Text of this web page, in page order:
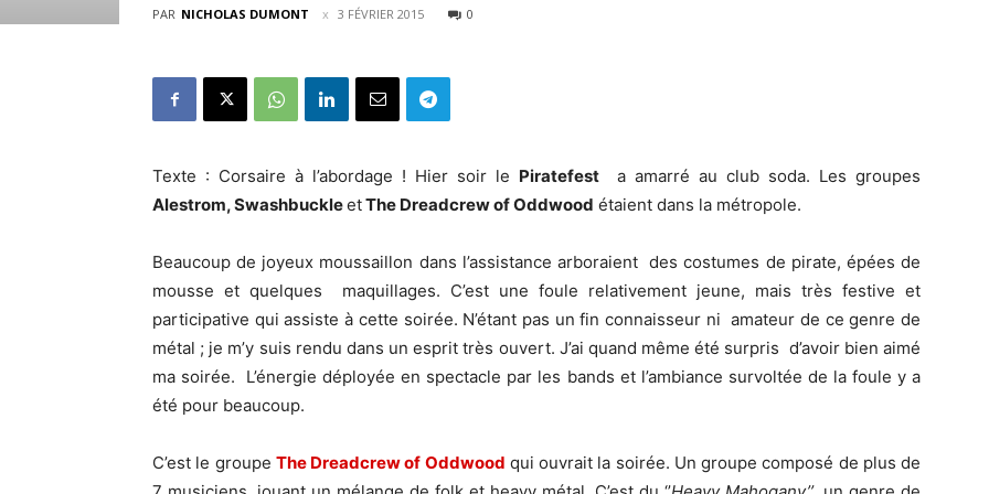
PAR NICHOLAS DUMONT 3 FÉVRIER 2015 0
Texte : Corsaire à l’abordage ! Hier soir le Piratefest a amarré au club soda. Les groupes
Alestrom, SwashbuckleetThe Dreadcrew of Oddwood étaient dans la métropole.
Beaucoup de joyeux moussaillon dans l’assistance arboraient des costumes de pirate, épées de
mousse et quelques maquillages. C’est une foule relativement jeune, mais très festive et
participative qui assiste à cette soirée. N’étant pas un fin connaisseur ni amateur de ce genre de
métal ; je m’y suis rendu dans un esprit très ouvert. J’ai quand même été surpris d’avoir bien aimé
ma soirée. L’énergie déployée en spectacle par les bands et l’ambiance survoltée de la foule y a
été pour beaucoup.
C’est le groupe The Dreadcrew of Oddwood qui ouvrait la soirée. Un groupe composé de plus de